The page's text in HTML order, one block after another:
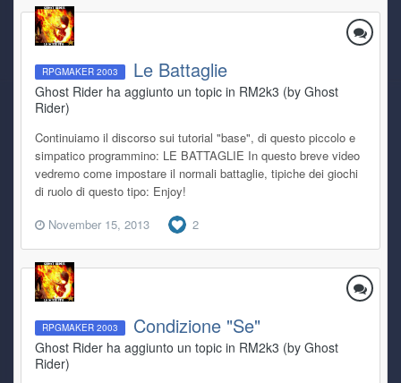
RPGMAKER 2003 Le Battaglie
Ghost Rider ha aggiunto un topic in RM2k3 (by Ghost
Rider)
Continuiamo il discorso sui tutorial "base", di questo piccolo e
simpatico programmino: LE BATTAGLIE In questo breve video
vedremo come impostare il normali battaglie, tipiche dei giochi
di ruolo di questo tipo: Enjoy!
November 15, 2013
2
RPGMAKER 2003 Condizione "Se"
Ghost Rider ha aggiunto un topic in RM2k3 (by Ghost
Rider)